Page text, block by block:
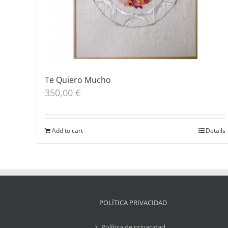
Te Quiero Mucho
350,00 €
Add to cart Details
POLÍTICA PRIVACIDAD